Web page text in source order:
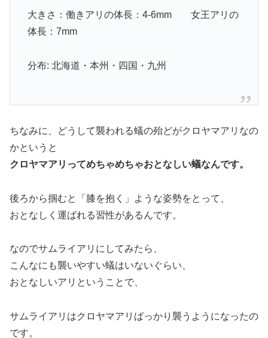
大きさ：働きアリの体長：4-6mm 女王アリの
体長：7mm
分布: 北海道・本州・四国・九州
ちなみに、どうして襲われる蟻の殆どがクロヤマアリなの
かというと
クロヤマアリってめちゃめちゃおとなしい蟻なんです。
後ろから掴むと「膝を抱く」ような姿勢をとって、
おとなしく運ばれる習性があるんです。
なのでサムライアリにしてみたら、
こんなにも襲いやすい蟻はいないぐらい、
おとなしいアリということで、
サムライアリはクロヤマアリばっかり襲うようになったの
です。